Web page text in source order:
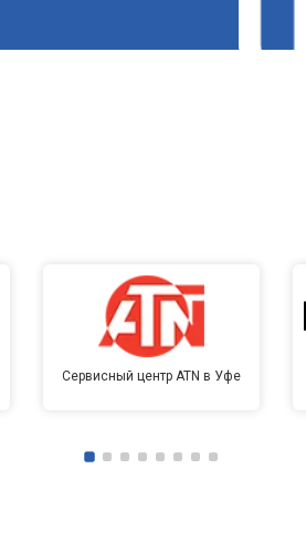
Сервисный центр ATN в Уфе